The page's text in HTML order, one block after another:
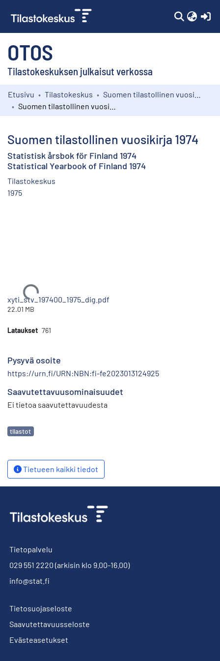
OTOS
Tilastokeskuksen julkaisut verkossa
Kokoelmat
Etusivu Tilastokeskus
Suomen tilastollinen vuosikirja 1974
Statistisk årsbok för Finland 1974
Statistical Yearbook of Finland 1974
Tilastokeskus
1975
Ladataan...
xyti_stv_197400_1975_dig.pdf
22.01 MB
Lataukset 761
Pysyvä osoite
https://urn.fi/URN:NBN:fi-fe2023013124925
Saavutettavuusominaisuudet
Ei tietoa saavutettavuudesta
Avainsanat
tilastot
Tietueen kaikki tiedot
Tietopalvelu
029 551 2220 (arkisin klo 9.00-16.00)
info@stat.fi
Tietosuojaseloste
Saavutettavuusseloste
Evästeasetukset